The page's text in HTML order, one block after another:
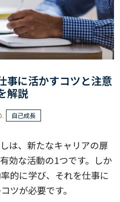
事に活かすコツと注意
解説
自己成長
は、新たなキャリアの扉
効な活動の1つです。しか
的に学び、それを仕事に
ツが必要です。